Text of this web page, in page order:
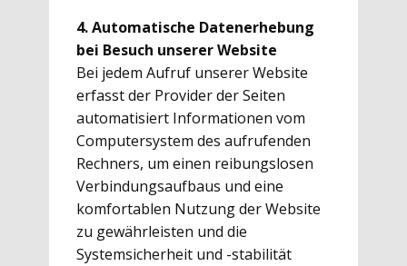
4. Automatische Datenerhebung
bei Besuch unserer Website
Bei jedem Aufruf unserer Website
erfasst der Provider der Seiten
automatisiert Informationen vom
Computersystem des aufrufenden
Rechners, um einen reibungslosen
Verbindungsaufbaus und eine
komfortablen Nutzung der Website
zu gewährleisten und die
Systemsicherheit und -stabilität